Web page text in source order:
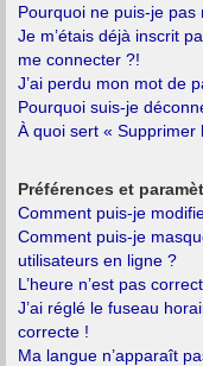
Pourquoi ne puis-je pas
Je m’étais déjà inscrit
me connecter ?!
J’ai perdu mon mot de
Pourquoi suis-je
À quoi sert « Supprimer
Préférences et
Comment puis-je
Comment puis-je
utilisateurs en ligne ?
L’heure n’est pas
J’ai réglé le fuseau
correcte !
Ma langue n’apparaît